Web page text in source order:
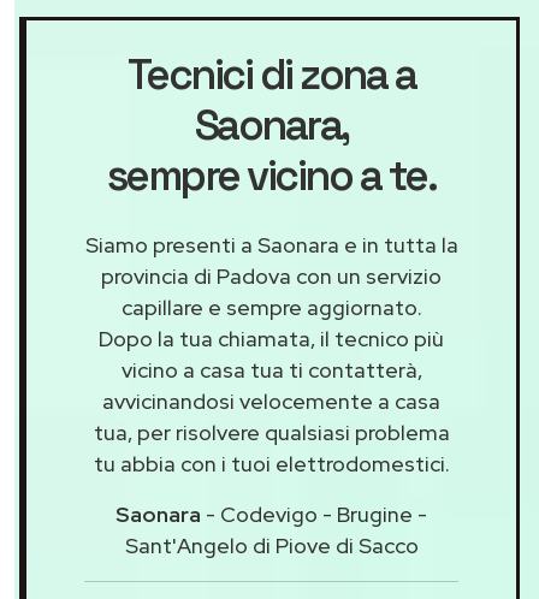
Tecnici di zona a
Saonara,
sempre vicino a te.
Siamo presenti a Saonara e in tutta la
provincia di Padova con un servizio
capillare e sempre aggiornato.
Dopo la tua chiamata, il tecnico più
vicino a casa tua ti contatterà,
avvicinandosi velocemente a casa
tua, per risolvere qualsiasi problema
tu abbia con i tuoi elettrodomestici.
Saonara - Codevigo - Brugine -
Sant'Angelo di Piove di Sacco